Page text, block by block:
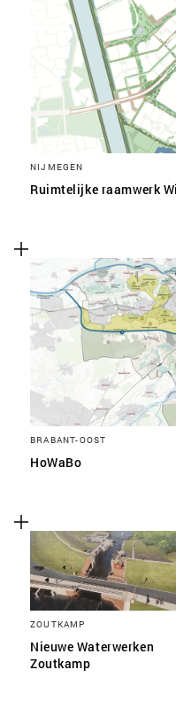
NIJMEGEN
Ruimtelijke raamwerk
BRABANT-OOST
HoWaBo
ZOUTKAMP
Nieuwe Waterwerken
Zoutkamp